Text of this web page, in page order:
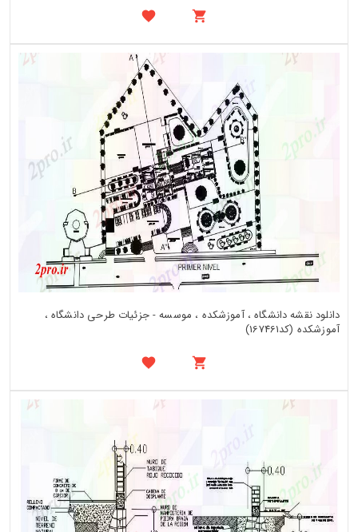
دانلود نقشه دانشگاه ، آموزشکده ، موسسه - جزئیات طرحی دانشگاه ،
آموزشکده (کد167461)